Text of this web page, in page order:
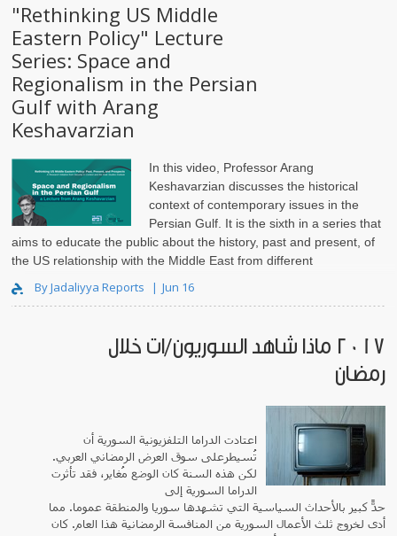
"Rethinking US Middle
Eastern Policy" Lecture
Series: Space and
Regionalism in the Persian
Gulf with Arang
Keshavarzian
In this video, Professor Arang
Keshavarzian discusses the historical
context of contemporary issues in the
Persian Gulf. It is the sixth in a series that
aims to educate the public about the history, past and present, of
the US relationship with the Middle East from different
By Jadaliyya Reports Jun 16
2017 ماذا شاهد السوريون/ات خلال
رمضان
اعتادت الدراما التلفزيونية السورية أن
تُسيطرعلى سوق العرض الرمضاني العربي.
لكن هذه السنة كان الوضع مُغاير، فقد تأثرت
الدراما السورية إلى
حدّ كبير بالأحداث السياسية التي تشهدها سوريا والمنطقة عموماً. مما
أدى لخروج ثلث الأعمال السورية من المنافسة الرمضانية هذا العام. كان